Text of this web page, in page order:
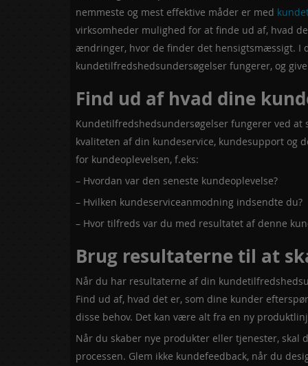
nemmeste og mest effektive måder er med
virksomheder mulighed for at finde ud af, hvad
ændringer, hvor de finder det hensigtsmæssigt. I
kundetilfredshedsundersøgelser fungerer, og
Find ud af hvad dine
Kundetilfredshedsundersøgelser fungerer ved at
kvaliteten af din kundeservice, kundesupport og
for kundeoplevelsen, f.eks:
– Hvordan var den seneste kundeoplevelse?
– Hvilken kundeserviceanmodning indsendte du?
– Hvor tilfreds var du med resultatet af denne
Brug resultaterne til at
Når du har resultaterne af din
Find ud af, hvad det er, som dine kunder
disse behov. Det kan være alt fra en ny
Når du skaber nye produkter eller tjenester, skal
processen. Glem ikke kundefeedback, når du